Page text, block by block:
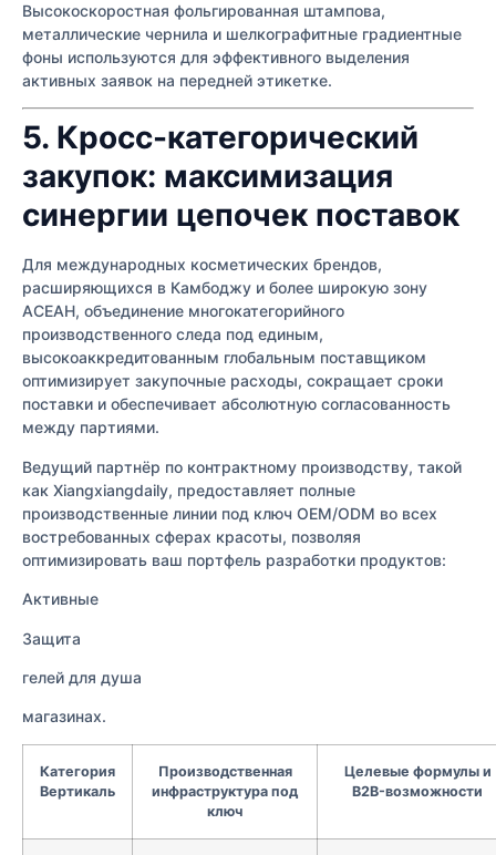
Высокоскоростная фольгированная штампова,
металлические чернила и шелкографитные градиентные
фоны используются для эффективного выделения
активных заявок на передней этикетке.
5. Кросс-категорический
закупок: максимизация
синергии цепочек поставок
Для международных косметических брендов,
расширяющихся в Камбоджу и более широкую зону
АСЕАН, объединение многокатегорийного
производственного следа под единым,
высокоаккредитованным глобальным поставщиком
оптимизирует закупочные расходы, сокращает сроки
поставки и обеспечивает абсолютную согласованность
между партиями.
Ведущий партнёр по контрактному производству, такой
как Xiangxiangdaily, предоставляет полные
производственные линии под ключ OEM/ODM во всех
востребованных сферах красоты, позволяя
оптимизировать ваш портфель разработки продуктов:
Активные
Защита
гелей для душа
магазинах.
Категория
Вертикаль
Производственная
инфраструктура под
ключ
Целевые формулы и
B2B-возможности